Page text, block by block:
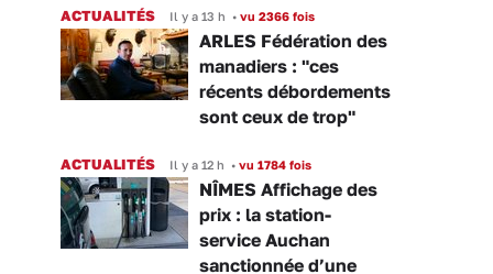
ACTUALITÉS Il y a 13 h • vu 2366 fois
ARLES Fédération des
manadiers : "ces
récents débordements
sont ceux de trop"
ACTUALITÉS Il y a 12 h • vu 1784 fois
NÎMES Affichage des
prix : la station-
service Auchan
sanctionnée d’une